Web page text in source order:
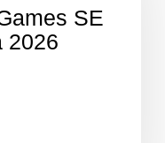
SE
2026